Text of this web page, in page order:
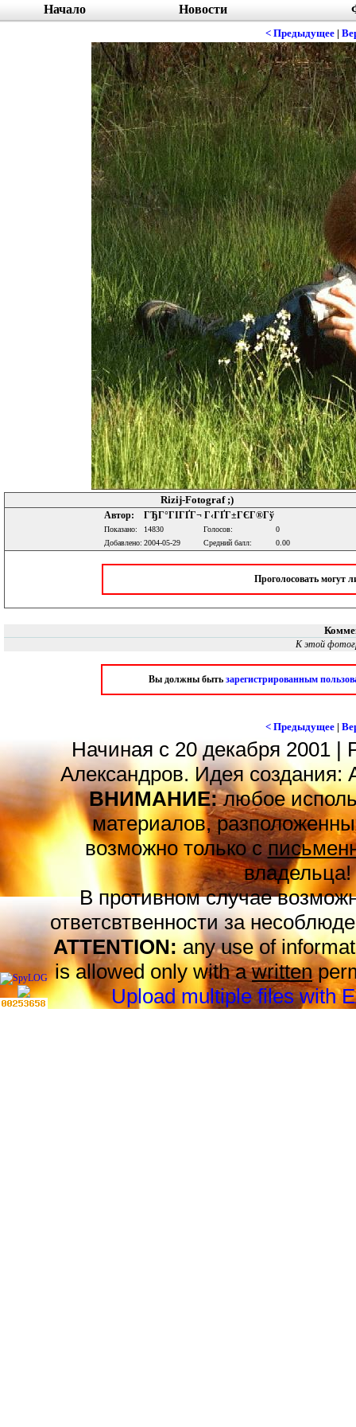
Начало Новости
< Предыдущее |
Rizij-Fotograf ;)
Автор: ГЂГ°ГІГҐГ¬ Г‹ГҐГ±ГЄГ®Гў
Показано: 14830 Голосов:
0
Добавлено: 2004-05-29 Средний балл: 0.00
Проголосовать могут
К этой
Вы должны быть зарегистрированным
< Предыдущее |
Начиная с 20 декабря 2001 |
Александров. Идея создания:
ВНИМАНИЕ:любое
материалов,
возможно только с
владельца!
В противном случае
ответсвтвенности за
ATTENTION:any use of
is allowed only with awritten
Upload multiple files with